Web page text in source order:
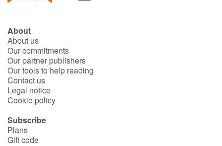
About
About us
Our commitments
Our partner publishers
Our tools to help reading
Contact us
Legal notice
Cookie policy
Subscribe
Plans
Gift code